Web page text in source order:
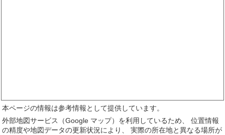
本ページの情報は参考情報として提供しています。
外部地図サービス（Google マップ）を利用しているため、 位置情報
の精度や地図データの更新状況により、 実際の所在地と異なる場所が